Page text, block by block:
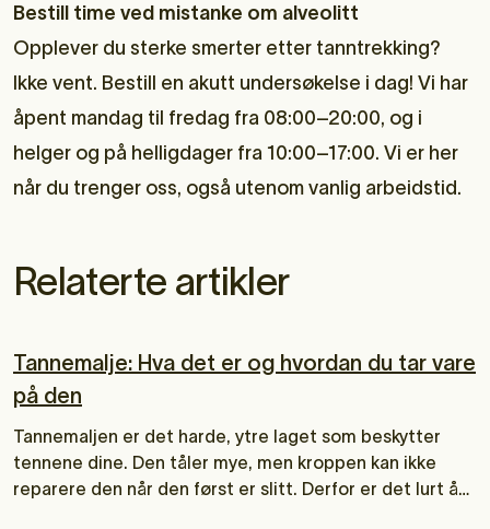
Bestill time ved mistanke om alveolitt
Opplever du sterke smerter etter tanntrekking?
Ikke vent. Bestill en akutt undersøkelse i dag! Vi har
åpent mandag til fredag fra 08:00–20:00, og i
helger og på helligdager fra 10:00–17:00. Vi er her
når du trenger oss, også utenom vanlig arbeidstid.
Relaterte artikler
Tannemalje: Hva det er og hvordan du tar vare
på den
Tannemaljen er det harde, ytre laget som beskytter
tennene dine. Den tåler mye, men kroppen kan ikke
reparere den når den først er slitt. Derfor er det lurt å